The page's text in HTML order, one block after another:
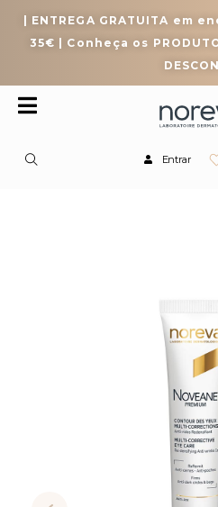
| ENTREGA GRATUITA em
35€ | Conheça os
Entrar